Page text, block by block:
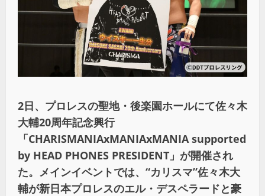
2日、プロレスの聖地・後楽園ホールにて佐々木
大輔20周年記念興行
「CHARISMANIAxMANIAxMANIA supported
by HEAD PHONES PRESIDENT」が開催され
た。メインイベントでは、“カリスマ”佐々木大
輔が新日本プロレスのエル・デスペラードと豪